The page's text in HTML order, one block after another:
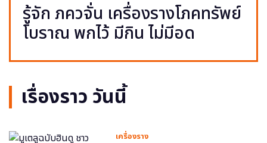
รู้จัก ภควจั่น เครื่องรางโภคทรัพย์
โบราณ พกไว้ มีกิน ไม่มีอด
เรื่องราว วันนี้
เครื่องราง